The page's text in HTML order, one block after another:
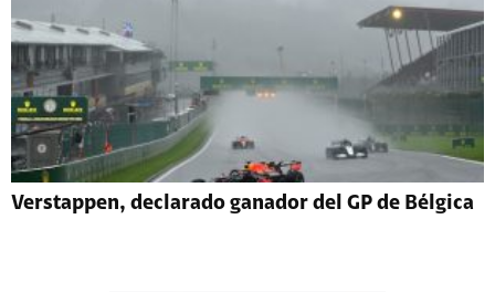
Verstappen, declarado ganador del GP de Bélgica